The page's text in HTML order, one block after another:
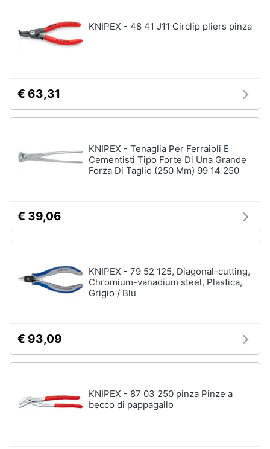
Animali
Libri,
dvd
ricorrenze
Promozioni
Servizi
Esci
KNIPEX - 48 41 J11 Circlip pliers pinza
€ 63,31
KNIPEX - Tenaglia Per Ferraioli E
Cementisti Tipo Forte Di Una Grande
Forza Di Taglio (250 Mm) 99 14 250
€ 39,06
KNIPEX - 79 52 125, Diagonal-cutting,
Chromium-vanadium steel, Plastica,
Grigio / Blu
€ 93,09
KNIPEX - 87 03 250 pinza Pinze a
becco di pappagallo